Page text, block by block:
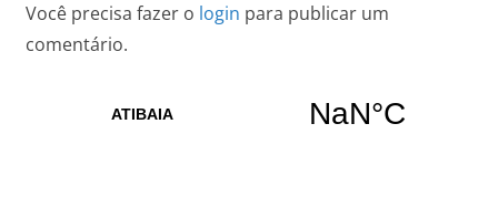
Você precisa fazer o login para publicar um
comentário.